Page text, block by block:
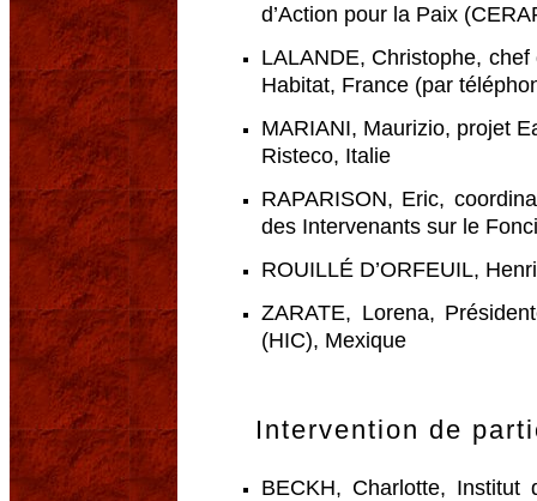
d’Action pour la Paix
LALANDE, Christophe,
Habitat, France (par
MARIANI, Maurizio, projet
Risteco, Italie
RAPARISON, Eric,
des Intervenants sur le
ROUILLÉ D’ORFEUIL,
ZARATE, Lorena,
(HIC), Mexique
Intervention de
BECKH, Charlotte, Institut